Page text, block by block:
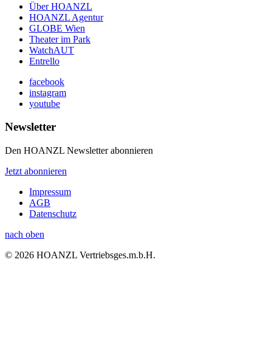
Über HOANZL
HOANZL Agentur
GLOBE Wien
Theater im Park
WatchAUT
Entrello
facebook
instagram
youtube
Newsletter
Den HOANZL Newsletter abonnieren
Jetzt abonnieren
Impressum
AGB
Datenschutz
nach oben
© 2026 HOANZL Vertriebsges.m.b.H.